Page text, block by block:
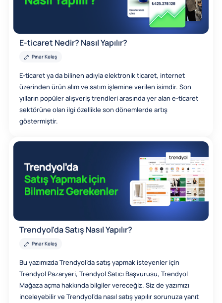
E-ticaret Nedir? Nasıl Yapılır?
Pınar Keleş
E-ticaret ya da bilinen adıyla elektronik ticaret, internet
üzerinden ürün alım ve satım işlemine verilen isimdir. Son
yılların popüler alışveriş trendleri arasında yer alan e-ticaret
sektörüne olan ilgi özellikle son dönemlerde artış
göstermiştir.
Trendyol'da Satış Nasıl Yapılır?
Pınar Keleş
Bu yazımızda Trendyol’da satış yapmak isteyenler için
Trendyol Pazaryeri, Trendyol Satıcı Başvurusu, Trendyol
Mağaza açma hakkında bilgiler vereceğiz. Siz de yazımızı
inceleyebilir ve Trendyol’da nasıl satış yapılır sorunuza yanıt